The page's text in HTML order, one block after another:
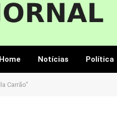
Home Notícias Política
Carrão"